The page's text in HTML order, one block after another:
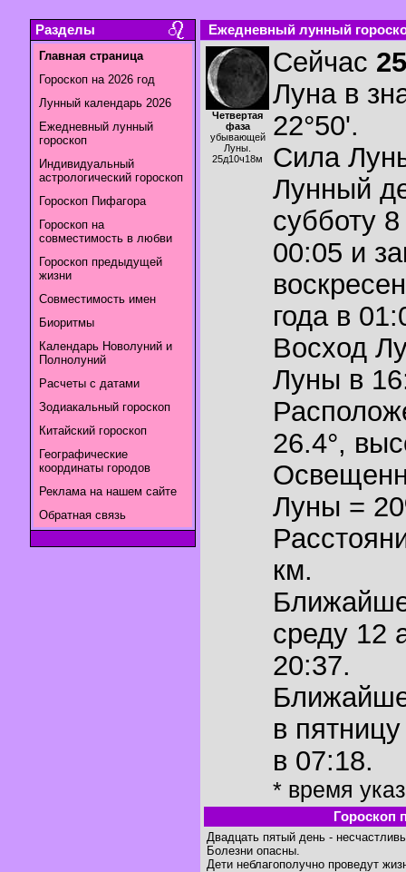
Разделы
Главная страница
Гороскоп на 2026 год
Лунный календарь 2026
Ежедневный лунный
гороскоп
Индивидуальный
астрологический гороскоп
Гороскоп Пифагора
Гороскоп на
совместимость в любви
Гороскоп предыдущей
жизни
Совместимость имен
Биоритмы
Календарь Новолуний и
Полнолуний
Расчеты с датами
Зодиакальный гороскоп
Китайский гороскоп
Географические
координаты городов
Реклама на нашем сайте
Обратная связь
Ежедневный лунный
Четвертая
фаза
убывающей
Луны.
25д10ч18м
Сейчас
Луна в
22°50'.
Сила
Лунный
субботу
00:05 и
года в
Восход
Луны в
26.4°,
Луны =
км.
среду 12
20:37.
в
в 07:18.
* время
Гороскоп
Двадцать пятый день -
Болезни опасны.
Дети неблагополучно проведут